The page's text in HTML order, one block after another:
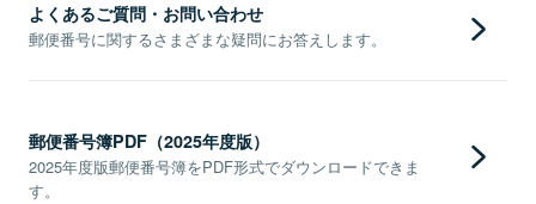
よくあるご質問・お問い合わせ
郵便番号に関するさまざまな疑問にお答えします。
郵便番号簿PDF（2025年度版）
2025年度版郵便番号簿をPDF形式でダウンロードできま
す。